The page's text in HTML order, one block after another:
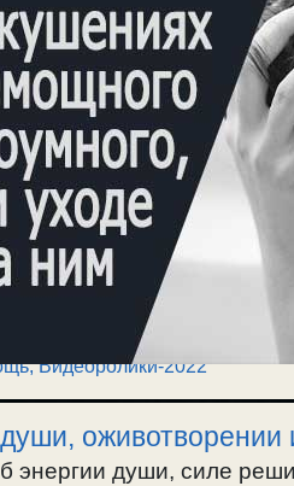
,Видеоролики-2022
оживотворении
энергии души, силе